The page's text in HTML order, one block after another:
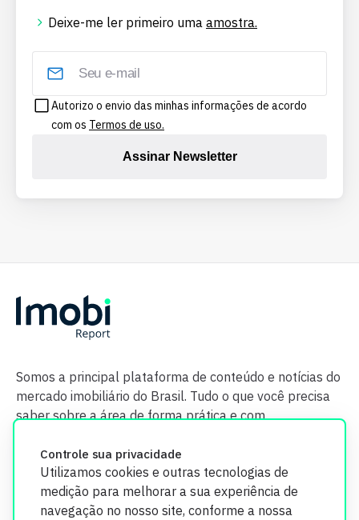
Controle sua privacidade
Utilizamos cookies e outras tecnologias de
medição para melhorar a sua experiência de
navegação no nosso site, conforme a nossa
Deixe-me ler primeiro uma amostra.
Autorizo o envio das minhas informações de acordo
com os Termos de uso.
Assinar Newsletter
Somos a principal plataforma de conteúdo e notícias do
mercado imobiliário do Brasil. Tudo o que você precisa
saber sobre a área de forma prática e com